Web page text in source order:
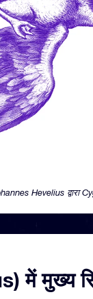
Hevelius द्वारा
में मुख्य